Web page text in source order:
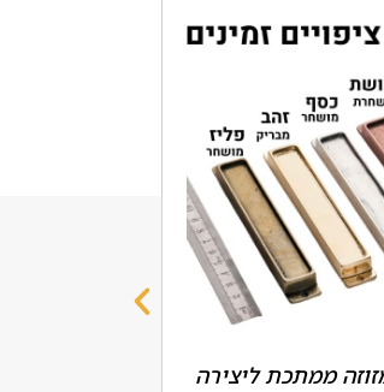
ממתכת ליצירה